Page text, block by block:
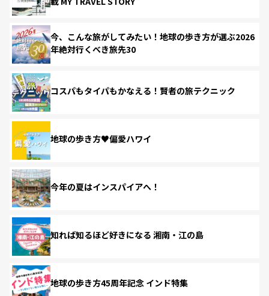
今、こんな旅がしてみたい！地球の歩き方が選ぶ2026
年絶対行くべき旅先30
コスパもタイパもかなえる！賢者の旅テクニック
地球の歩き方♥偏愛ハワイ
今年の夏はインスパイアへ！
知れば知るほど好きになる 湘南・江の島
地球の歩き方45周年記念 インド特集